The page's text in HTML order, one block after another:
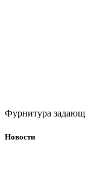
Фурнитура
Новости